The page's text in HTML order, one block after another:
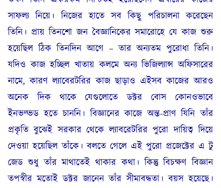
সাফল্য নিয়ে। নিজের হাতে সব কিছু পরিচালনা করেছেন
তিনি। প্রায় তিনশো জন বৈজ্ঞানিকের সমারোহে যে কাজ শুরু
হয়েছিল ঠিক তিনদিন আগে – তার অন্যতম পুরোধা তিনি।
যদিও কাজ হচ্ছিল খাতায় কলমে অন্য ভিজিল্যান্স অফিসারের
নামে, কারণ ল্যাবেরটরির কাজ ছাড়াও এইসব কাজের আরও
অনেক দিক থাকে যেগুলোতে ডক্টর বোস কোনওভাবে
ইনভল্ভড হতে চাননি। বিজ্ঞানের কাজে অন্ত-প্রাণ যিনি তাঁর
প্রকৃতি বুঝেই সরকার থেকে ল্যাবরেটরির পুরো দায়িত্ব দিয়ে
দেওয়া হয়েছিল তাঁকে। বলতে গেলে এই পুরো প্রজেক্টের এ টু
জেড শুধু তাঁর মাথাতেই থাকার কথা। কিন্তু বিচক্ষণ বিজ্ঞান
তপস্বীর মতোই ডক্টর জানেন তাঁর সীমাবদ্ধতা। বয়স হয়েছে।